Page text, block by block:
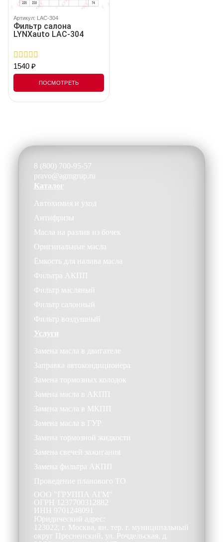
Артикул: LAC-304
Фильтр салона
LYNXauto LAC-304
0
out
5
1540 ₽
ПОСМОТРЕТЬ
8 (800) 700-95-57
pravo@agmgrup.ru
Каталог
Автохимия и уход
Антифризы
Масла на разлив из бочек
Оригинальные масла
Ёмкость для налива масла
Фильтра АКПП
Фильтр масляный
Фильтр салонный
Фильтр воздушный
Услуги
Замена масла в двигателе
Заправка автокондиционера
Замена тормозных колодок
Замена масла в АКПП
Замена масла в МКПП
Замена масла в ГУР
Замена тормозной жидкости
Замена свечей зажигания
Замена фильтра АКПП
Проведение планового ТО
ООО "ГРУППА АГМ"
ОГРН 1237700312882
ИНН 9701248091
Юридический адрес:
123022, г. Москва, вн. тер. г. муниципальный
округ Пресненский, ул. Рочдельская, д.